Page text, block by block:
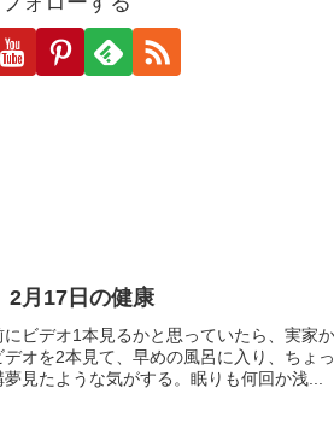
2月17日の健康
ビデオ1本見るかと思っていたら、実家
オを2本見て、早めの風呂に入り、ちょ
見たような気がする。眠りも何回か浅...